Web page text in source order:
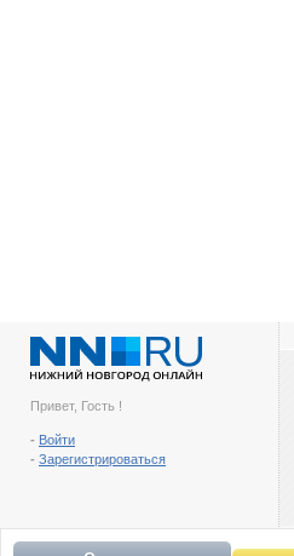
Привет, Гость !
- Войти
- Зарегистрироваться